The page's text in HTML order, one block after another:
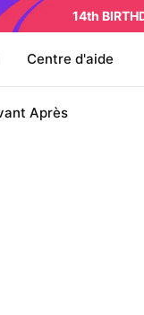
14th
Centre d'aide
Après